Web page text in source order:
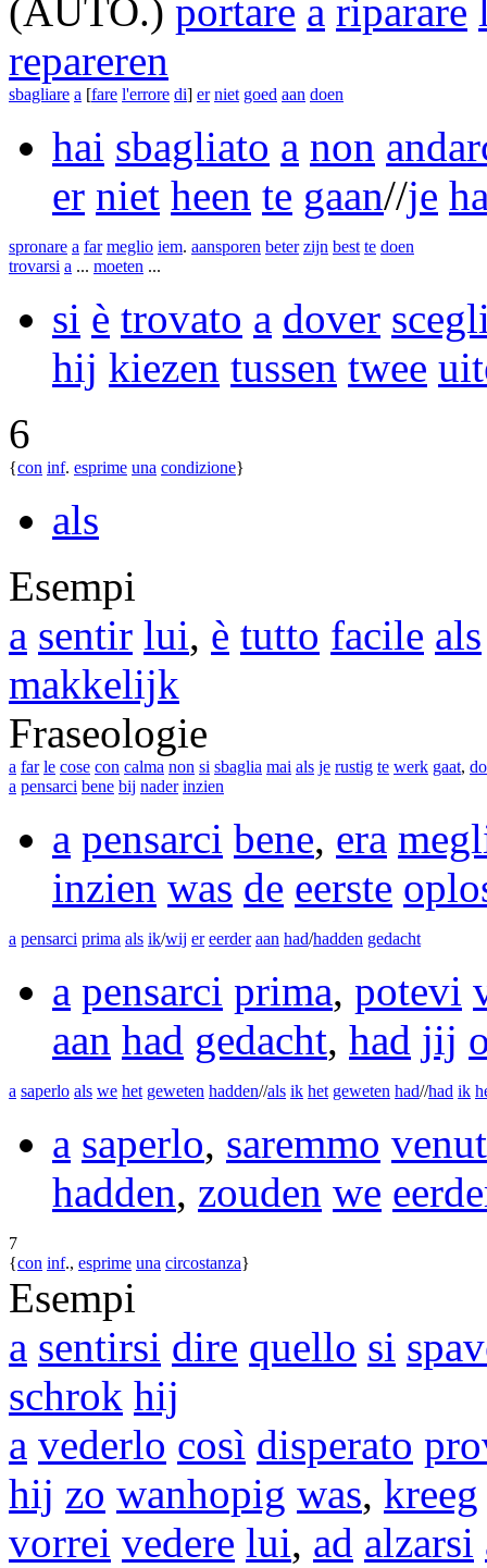
(AUTO.) portare a riparare
repareren
sbagliare a [fare l'errore di] er niet goed aan doen
hai sbagliato a non
er niet heen te gaan//je
spronare a far meglio iem. aansporen beter zijn best te doen
trovarsi a ... moeten ...
si è trovato a dover
hij kiezen tussen twee
6
{con inf. esprime una condizione}
als
Esempi
a sentir lui, è tutto facile als
makkelijk
Fraseologie
a far le cose con calma non si sbaglia mai als je rustig te werk gaat,
a pensarci bene bij nader inzien
a pensarci bene, era
inzien was de eerste
a pensarci prima als ik/wij er eerder aan had/hadden gedacht
a pensarci prima, potevi
aan had gedacht, had jij
a saperlo als we het geweten hadden//als ik het geweten had//had ik
a saperlo, saremmo
hadden, zouden we
7
{con inf., esprime una circostanza}
Esempi
a sentirsi dire quello si
schrok hij
a vederlo così disperato
hij zo wanhopig was, kreeg
vorrei vedere lui, ad alzarsi